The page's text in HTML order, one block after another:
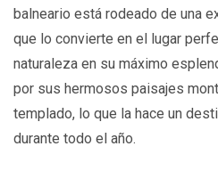
balneario está rodeado de una
que lo convierte en el lugar
naturaleza en su máximo
por sus hermosos paisajes
templado, lo que la hace un
durante todo el año.